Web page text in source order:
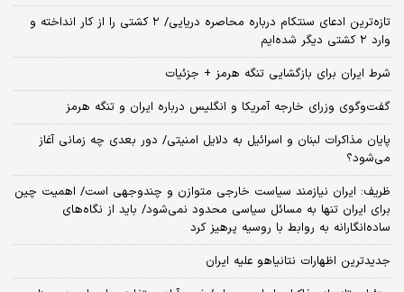
تازه‌ترین ادعای سنتکام درباره محاصره دریایی/ ۲ کشتی را از کار انداخته و
وارد ۲ کشتی دیگر شده‌ایم
شرط ایران برای بازگشایی تنگه هرمز + جزئیات
گفت‌وگوی وزرای خارجه آمریکا و انگلیس درباره ایران و تنگه هرمز
پایان مذاکرات لبنان و اسرائیل به دلایل امنیتی/ دور بعدی چه زمانی آغاز
می‌شود؟
ظریف: ایران نیازمند سیاست خارجی متوازن و چندوجهی است/ اهمیت چین
برای ایران تنها به مسائل سیاسی محدود نمی‌شود/ باید از نگاه‌های
ساده‌انگارانه به روابط با روسیه پرهیز کرد
جدیدترین اظهارات نتانیاهو علیه ایران